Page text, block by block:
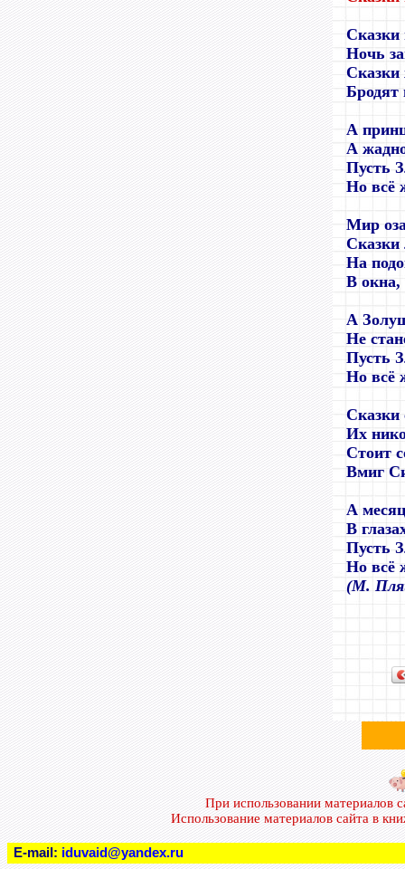
Сказки
Ночь
Сказки
Бродят
А
А
Пусть
Но всё
Мир
Сказки
На
В окна,
А
Не
Пусть
Но всё
Сказки
Их
Стоит
Вмиг
А
В
Пусть
Но всё
(М.
При использовании материалов
Использование материалов сайта в
E-mail: iduvaid@yandex.ru